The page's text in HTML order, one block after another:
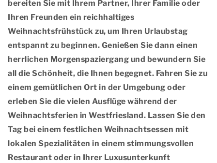
bereiten Sie mit Ihrem Partner, Ihrer Familie oder
Ihren Freunden ein reichhaltiges
Weihnachtsfrühstück zu, um Ihren Urlaubstag
entspannt zu beginnen. Genießen Sie dann einen
herrlichen Morgenspaziergang und bewundern Sie
all die Schönheit, die Ihnen begegnet. Fahren Sie zu
einem gemütlichen Ort in der Umgebung oder
erleben Sie die vielen Ausflüge während der
Weihnachtsferien in Westfriesland. Lassen Sie den
Tag bei einem festlichen Weihnachtsessen mit
lokalen Spezialitäten in einem stimmungsvollen
Restaurant oder in Ihrer Luxusunterkunft